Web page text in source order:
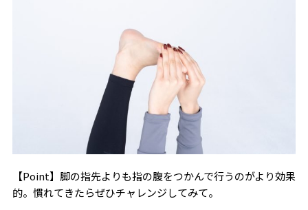
【Point】脚の指先よりも指の腹をつかんで行うのがより効果
的。慣れてきたらぜひチャレンジしてみて。